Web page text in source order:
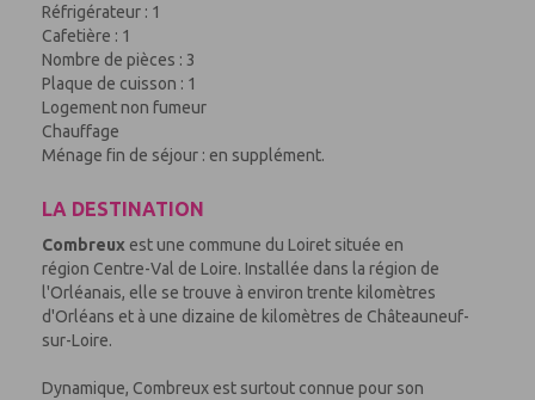
Réfrigérateur : 1
Cafetière : 1
Nombre de pièces : 3
Plaque de cuisson : 1
Logement non fumeur
Chauffage
Ménage fin de séjour : en supplément.
LA DESTINATION
Combreux est une commune du Loiret située en
région Centre-Val de Loire. Installée dans la région de
l'Orléanais, elle se trouve à environ trente kilomètres
d'Orléans et à une dizaine de kilomètres de Châteauneuf-
sur-Loire.
Dynamique, Combreux est surtout connue pour son